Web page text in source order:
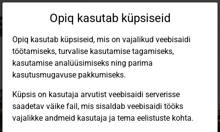
Opiq kasutab küpsiseid
Opiq kasutab küpsiseid, mis on vajalikud veebisaidi
töötamiseks, turvalise kasutamise tagamiseks,
kasutamise analüüsimiseks ning parima
kasutusmugavuse pakkumiseks.
Küpsis on kasutaja arvutist veebisaidi serverisse
saadetav väike fail, mis sisaldab veebisaidi tööks
vajalikke andmeid kasutaja ja tema eelistuste kohta.